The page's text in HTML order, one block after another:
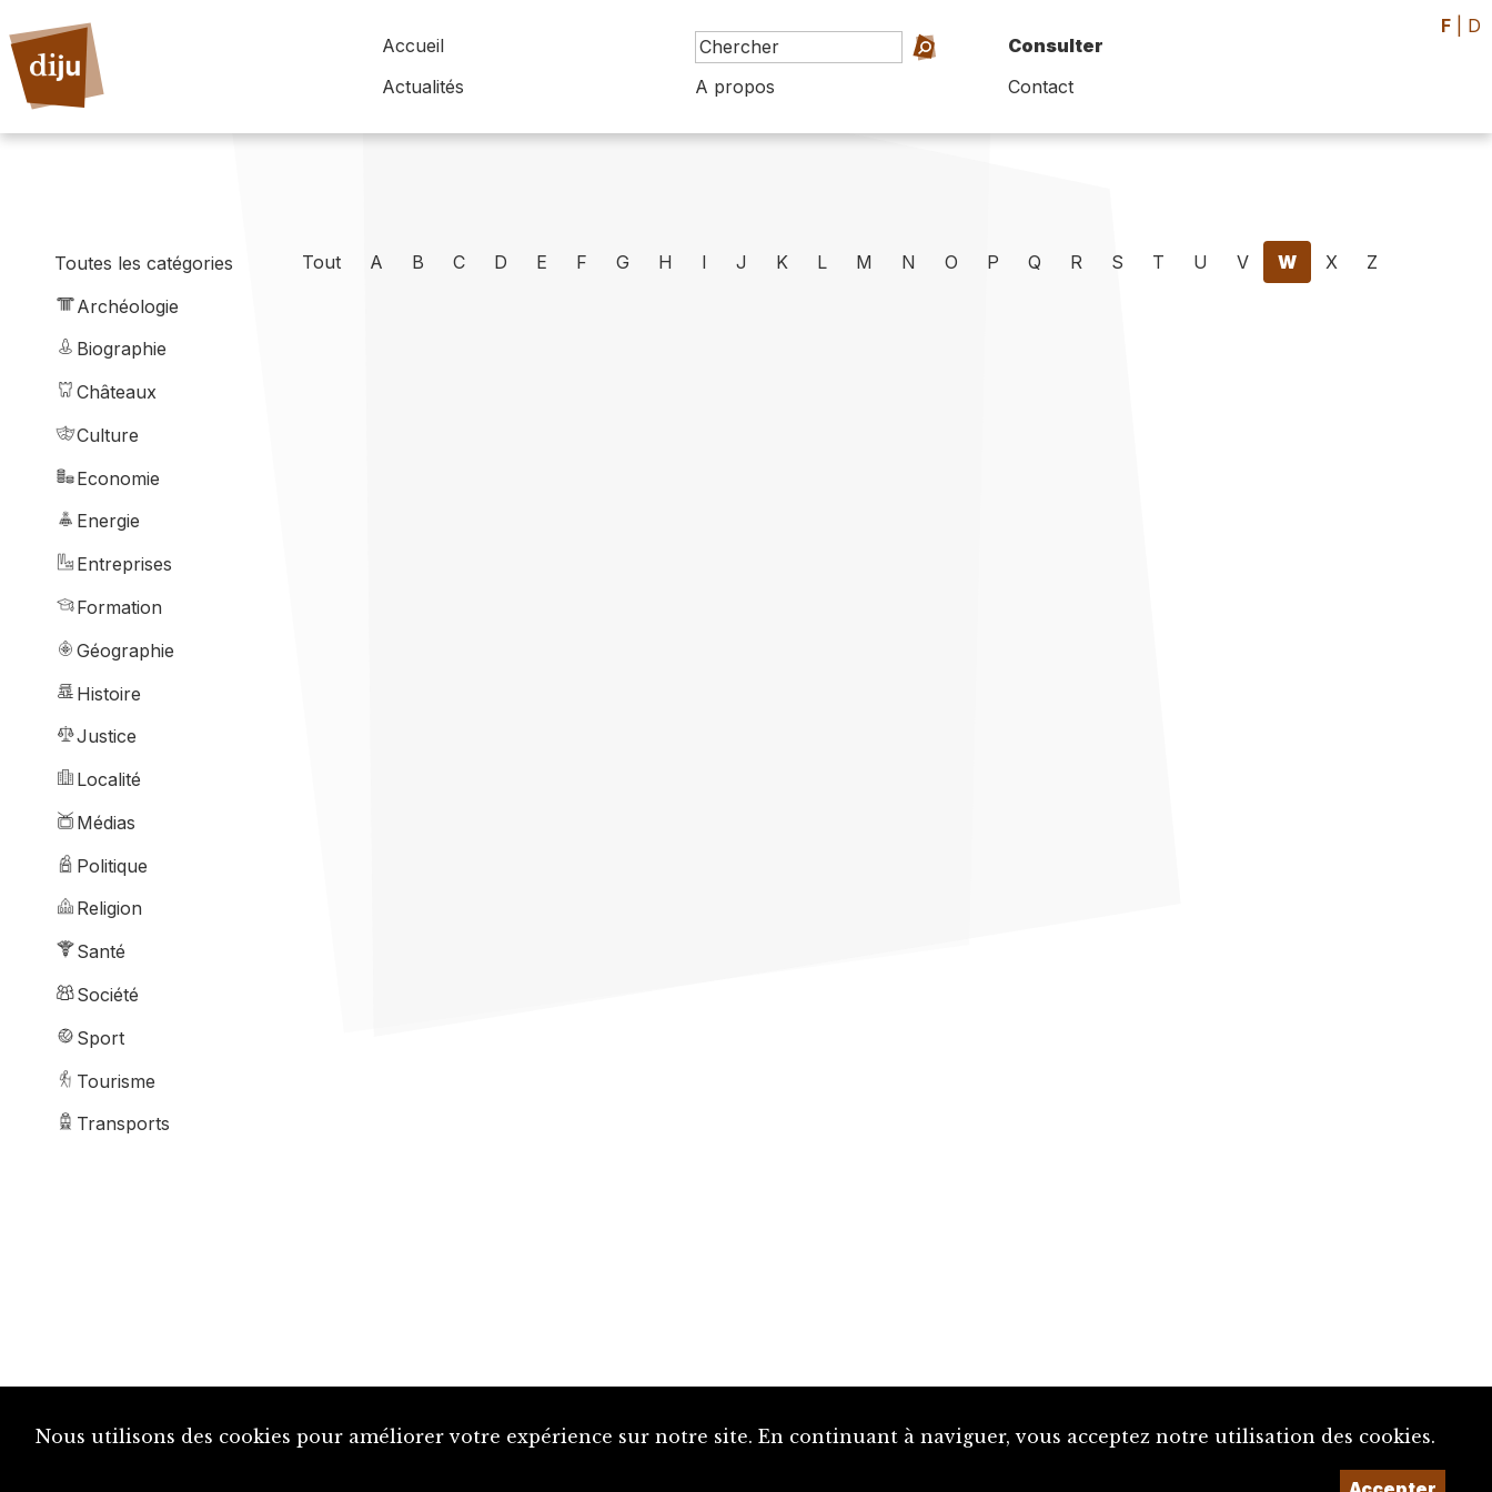
Accueil
Consulter
Actualités
A propos Contact
F D
Toutes les catégories
Archéologie
Biographie
Châteaux
Culture
Economie
Energie
Entreprises
Formation
Géographie
Histoire
Justice
Localité
Médias
Politique
Religion
Santé
Société
Sport
Tourisme
Transports
Tout A B C D E F G H I J K L M N O P Q R S T U V W X Z
Nous utilisons des cookies pour améliorer votre expérience sur notre site. En continuant à naviguer, vous acceptez notre utilisation des cookies.